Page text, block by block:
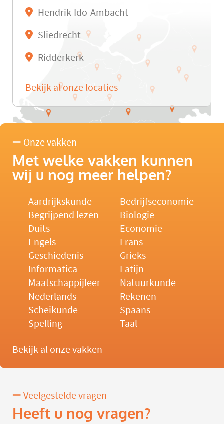
Hendrik-Ido-Ambacht
Sliedrecht
Ridderkerk
Bekijk al onze locaties
Onze vakken
Met welke vakken kunnen
wij u nog meer helpen?
Aardrijkskunde
Bedrijfseconomie
Begrijpend lezen
Biologie
Duits
Economie
Engels
Frans
Geschiedenis
Grieks
Informatica
Latijn
Maatschappijleer
Natuurkunde
Nederlands
Rekenen
Scheikunde
Spaans
Spelling
Taal
Bekijk al onze vakken
Veelgestelde vragen
Heeft u nog vragen?